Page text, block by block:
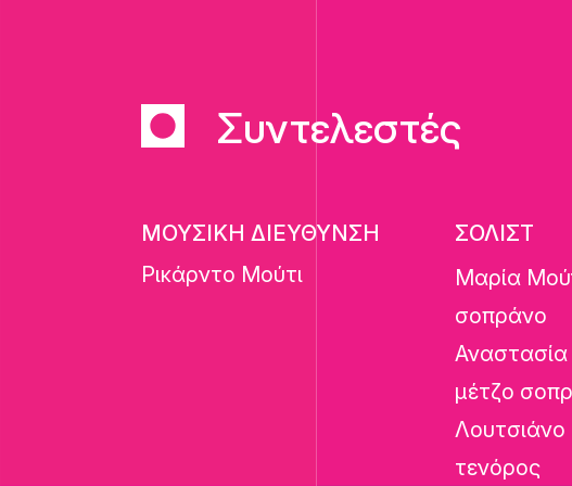
Συντελεστές
ΜΟΥΣΙΚΗ ΔΙΕΥΘΥΝΣΗ
Ρικάρντο Μούτι
ΣΟΛΙΣΤ
Μαρία
σοπράνο
μέτζο
Λουτσιάνο
τενόρος